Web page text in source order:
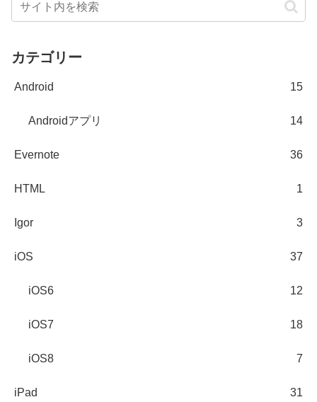
カテゴリー
Android 15
Androidアプリ 14
Evernote 36
HTML 1
Igor 3
iOS 37
iOS6 12
iOS7 18
iOS8 7
iPad 31